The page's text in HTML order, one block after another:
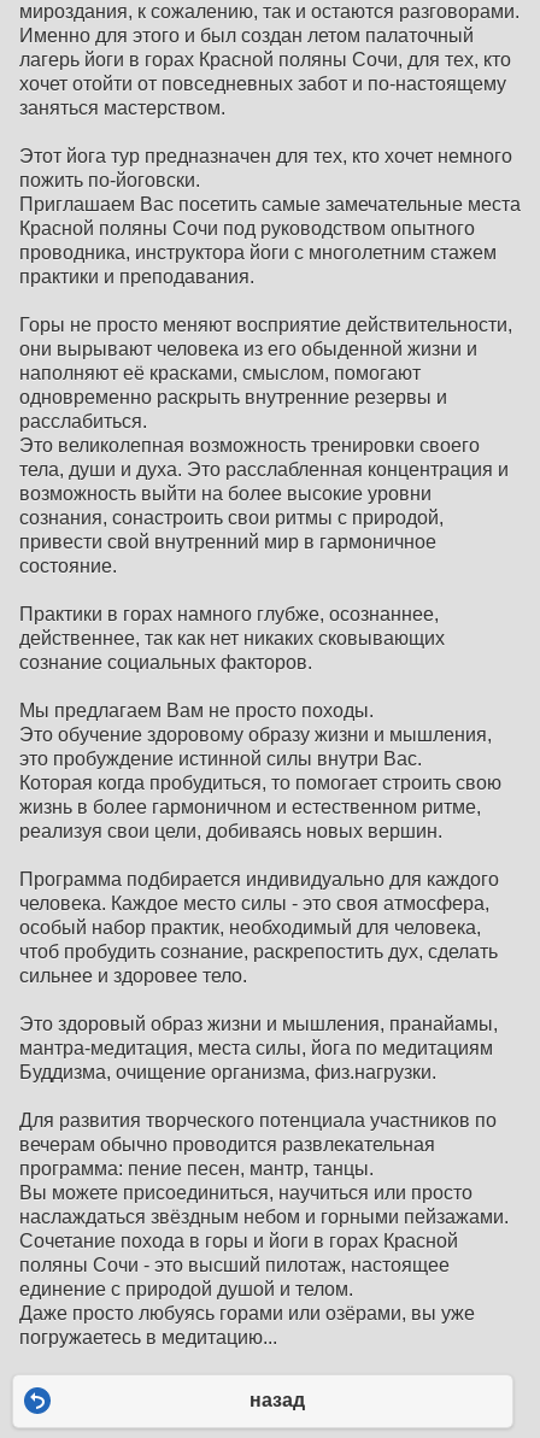
мироздания, к сожалению, так и остаются разговорами.
Именно для этого и был создан летом палаточный
лагерь йоги в горах Красной поляны Сочи, для тех, кто
хочет отойти от повседневных забот и по-настоящему
заняться мастерством.
Этот йога тур предназначен для тех, кто хочет немного
пожить по-йоговски.
Приглашаем Вас посетить самые замечательные места
Красной поляны Сочи под руководством опытного
проводника, инструктора йоги с многолетним стажем
практики и преподавания.
Горы не просто меняют восприятие действительности,
они вырывают человека из его обыденной жизни и
наполняют её красками, смыслом, помогают
одновременно раскрыть внутренние резервы и
расслабиться.
Это великолепная возможность тренировки своего
тела, души и духа. Это расслабленная концентрация и
возможность выйти на более высокие уровни
сознания, сонастроить свои ритмы с природой,
привести свой внутренний мир в гармоничное
состояние.
Практики в горах намного глубже, осознаннее,
действеннее, так как нет никаких сковывающих
сознание социальных факторов.
Мы предлагаем Вам не просто походы.
Это обучение здоровому образу жизни и мышления,
это пробуждение истинной силы внутри Вас.
Которая когда пробудиться, то помогает строить свою
жизнь в более гармоничном и естественном ритме,
реализуя свои цели, добиваясь новых вершин.
Программа подбирается индивидуально для каждого
человека. Каждое место силы - это своя атмосфера,
особый набор практик, необходимый для человека,
чтоб пробудить сознание, раскрепостить дух, сделать
сильнее и здоровее тело.
Это здоровый образ жизни и мышления, пранайамы,
мантра-медитация, места силы, йога по медитациям
Буддизма, очищение организма, физ.нагрузки.
Для развития творческого потенциала участников по
вечерам обычно проводится развлекательная
программа: пение песен, мантр, танцы.
Вы можете присоединиться, научиться или просто
наслаждаться звёздным небом и горными пейзажами.
Сочетание похода в горы и йоги в горах Красной
поляны Сочи - это высший пилотаж, настоящее
единение с природой душой и телом.
Даже просто любуясь горами или озёрами, вы уже
погружаетесь в медитацию...
назад